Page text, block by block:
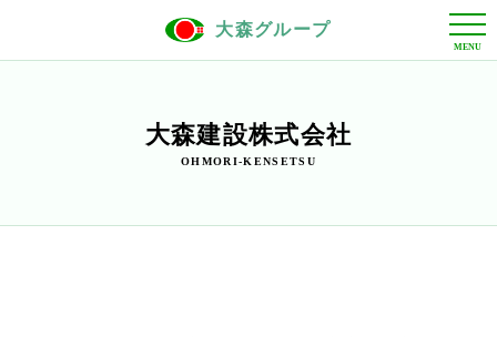
大森グループ
大森建設株式会社
OHMORI-KENSETSU